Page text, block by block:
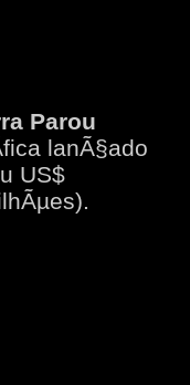
Parou
lanÃ§ado
US$